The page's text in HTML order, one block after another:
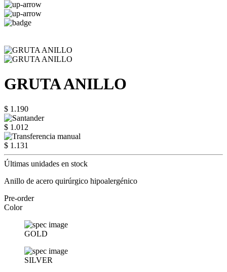
GRUTA ANILLO
$ 1.190
$ 1.012
$ 1.131
Últimas unidades en stock
Anillo de acero quirúrgico hipoalergénico
Pre-order
Color
GOLD
SILVER